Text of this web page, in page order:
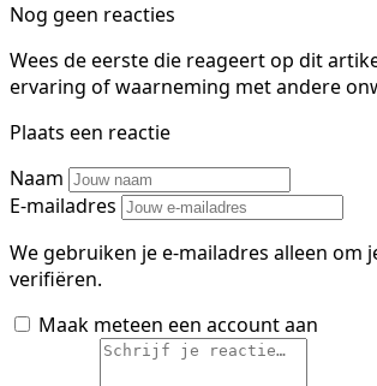
Nog geen reacties
Wees de eerste die reageert op dit
ervaring of waarneming met andere
Plaats een reactie
Naam
E-mailadres
We gebruiken je e-mailadres alleen om
verifiëren.
Maak meteen een account aan